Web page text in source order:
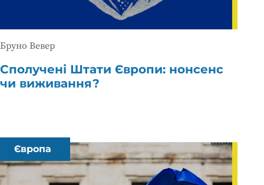
Бруно Вевер
Сполучені Штати Європи: нонсенс
чи виживання?
Європа